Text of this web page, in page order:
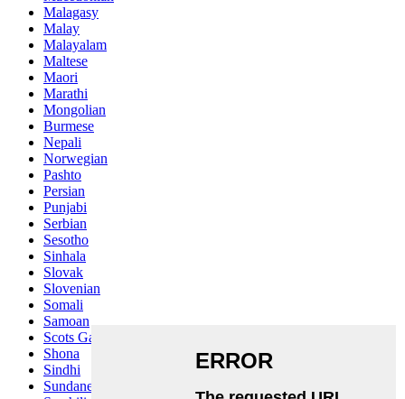
Malagasy
Malay
Malayalam
Maltese
Maori
Marathi
Mongolian
Burmese
Nepali
Norwegian
Pashto
Persian
Punjabi
Serbian
Sesotho
Sinhala
Slovak
Slovenian
Somali
Samoan
Scots Gaelic
Shona
Sindhi
Sundanese